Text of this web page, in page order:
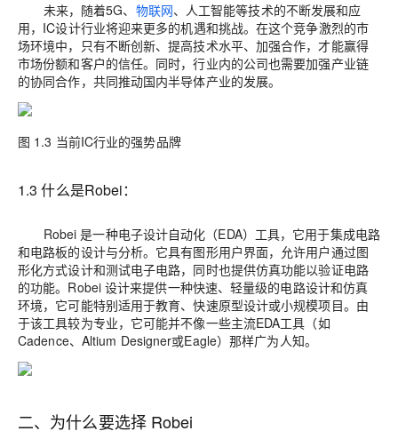
未来，随着5G、 物联网、人工智能等技术的不断发展和应
用，IC设计行业将迎来更多的机遇和挑战。在这个竞争激烈的市
场环境中，只有不断创新、提高技术水平、加强合作，才能赢得
市场份额和客户的信任。同时，行业内的公司也需要加强产业链
的协同合作，共同推动国内半导体产业的发展。
图 1.3 当前IC行业的强势品牌
1.3 什么是Robei：
Robei 是一种电子设计自动化（EDA）工具，它用于集成电路
和电路板的设计与分析。它具有图形用户界面，允许用户通过图
形化方式设计和测试电子电路，同时也提供仿真功能以验证电路
的功能。Robei 设计来提供一种快速、轻量级的电路设计和仿真
环境，它可能特别适用于教育、快速原型设计或小规模项目。由
于该工具较为专业，它可能并不像一些主流EDA工具（如
Cadence、Altium Designer或Eagle）那样广为人知。
二、为什么要选择 Robei